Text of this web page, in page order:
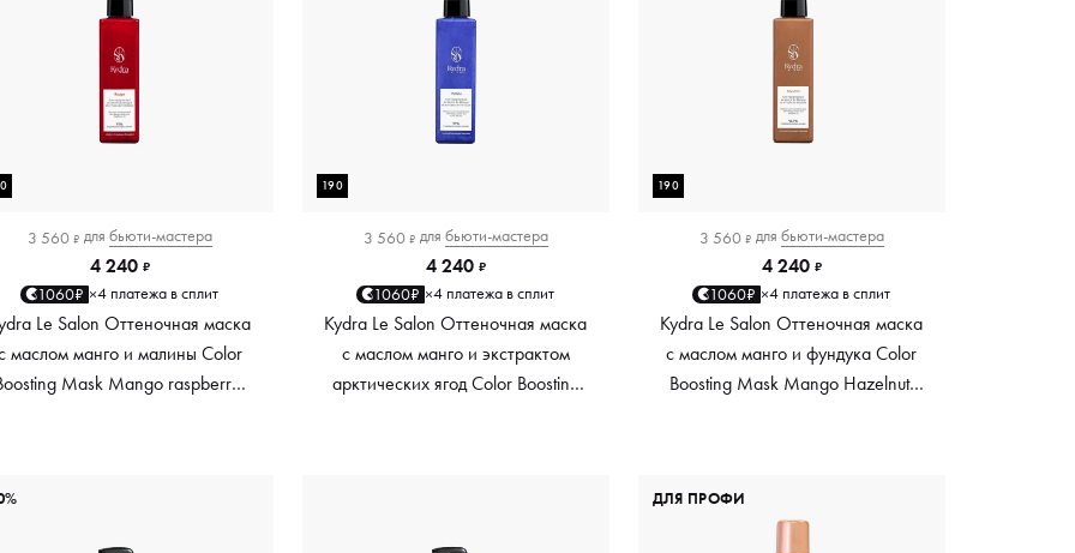
3 560 ₽ для бьюти-мастера
4 240 ₽
1060₽ ×4 платежа в сплит
Le Salon Оттеночная маска
маслом манго и малины Color
Mask Mango raspberry,
190
3 560 ₽ для бьюти-мастера
4 240 ₽
1060₽ ×4 платежа в сплит
Kydra Le Salon Оттеночная маска
с маслом манго и экстрактом
арктических ягод Color Boosting
190
3 560 ₽ для бьюти-мастера
4 240 ₽
1060₽ ×4 платежа в сплит
Kydra Le Salon Оттеночная маска
с маслом манго и фундука Color
Boosting Mask Mango Hazelnut,
ДЛЯ ПРОФИ